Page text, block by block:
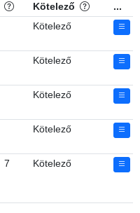
Kötelező
...
Kötelező
Kötelező
Kötelező
Kötelező
7 Kötelező